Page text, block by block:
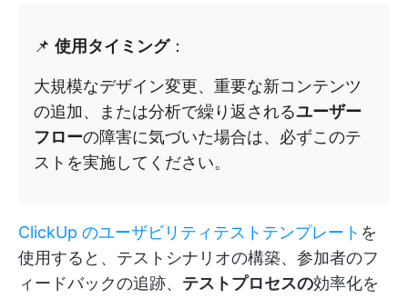
📌 使用タイミング：
大規模なデザイン変更、重要な新コンテンツ
の追加、または分析で繰り返されるユーザー
フローの障害に気づいた場合は、必ずこのテ
ストを実施してください。
ClickUp のユーザビリティテストテンプレート を
使用すると、テストシナリオの構築、参加者のフ
ィードバックの追跡、 テストプロセスの効率化を